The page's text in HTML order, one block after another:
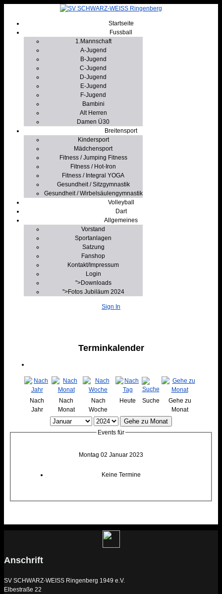
Startseite
Fussball
1.Mannschaft
A-Jugend
B-Jugend
C-Jugend
D-Jugend
E-Jugend
F-Jugend
Bambini
Alt Herren
Damen Ü30
Breitensport
Kindersport
Mädchensport
Fitness / Jumping Fitness
Fitness / Hot-Iron
Fitness / Integral YOGA
Gesundheit / Sitzgymnastik
Gesundheit / Wirbelsäulengymnastik
Volleyball
Dart
Allgemeines
Vorstand
Sportanlagen
Satzung
Fanshop
Kontakt/Impressum
Login
">Downloads
">Fotos Jubiläum 2024
Sign In
Terminkalender
Nach
Jahr
Nach
Monat
Nach
Woche
Heute Suche
Gehe zu
Monat
Gehe zu Monat
Events für
Montag 02 Januar 2023
Keine Termine
Anschrift
SV SCHWARZ-WEISS Ringenberg 1949 e.V.
Elbestraße 22